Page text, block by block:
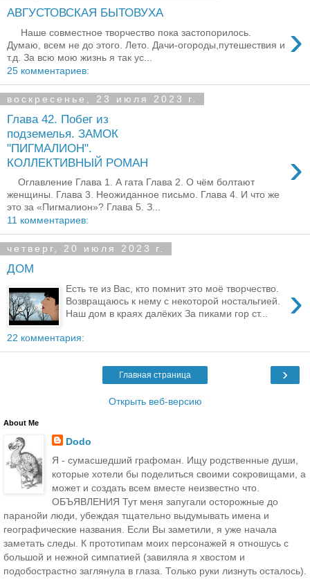
АВГУСТОВСКАЯ БЫТОВУХА
›
Наше совместное творчество пока застопорилось.
Думаю, всем не до этого. Лето. Дачи-огороды,путешествия и
т.д. За всю мою жизнь я так ус...
25 комментариев:
воскресенье, 23 июля 2023 г.
Глава 42. Побег из
подземелья. ЗАМОК
"ПИГМАЛИОН".
КОЛЛЕКТИВНЫЙ РОМАН
›
Оглавление Глава 1. А гата Глава 2. О чём болтают
женщины. Глава 3. Неожиданное письмо. Глава 4. И что же
это за «Пигмалион»? Глава 5. З...
11 комментариев:
четверг, 20 июля 2023 г.
ДОМ
›
Есть те из Вас, кто помнит это моё творчество.
Возвращаюсь к нему с некоторой ностальгией.
Наш дом в краях далёких За пиками гор ст...
22 комментария:
›
Главная страница
Открыть веб-версию
About Me
Dodo
Я - сумасшедший графоман. Ищу родственные души,
которые хотели бы поделиться своими сокровищами, а
может и создать всем вместе неизвестно что.
ОБЪЯВЛЕНИЯ Тут меня запугали осторожные до
паранойи люди, убеждая тщательно выдумывать имена и
географические названия. Если Вы заметили, я уже начала
заметать следы. К прототипам моих персонажей я отношусь с
большой и нежной симпатией (завиляла я хвостом и
подобострастно заглянула в глаза. Только руки лизнуть осталось).